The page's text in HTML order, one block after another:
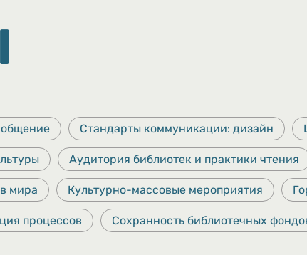
Стандарты коммуникации: дизайн
Аудитория библиотек и практики чтения
мира Культурно-массовые мероприятия
процессов Сохранность библиотечных